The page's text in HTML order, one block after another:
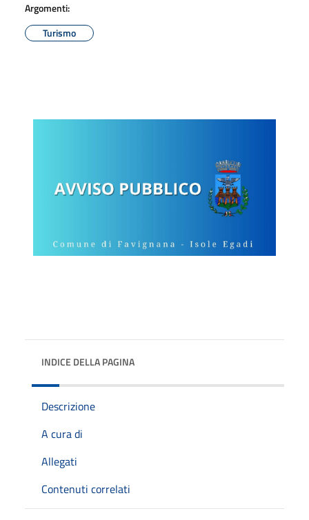
Argomenti:
Turismo
INDICE DELLA PAGINA
Descrizione
A cura di
Allegati
Contenuti correlati